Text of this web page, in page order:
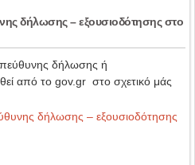
δήλωσης – εξουσιοδότησης στο
δήλωσης ή
από το gov.gr στο σχετικό μάς
δήλωσης – εξουσιοδότησης